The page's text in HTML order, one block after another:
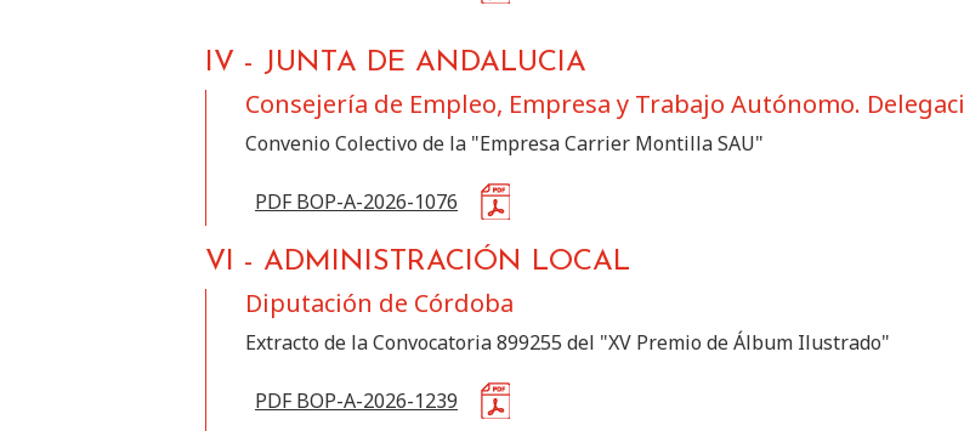
IV - JUNTA DE ANDALUCIA
Consejería de Empleo, Empresa y Trabajo Autónomo.
Convenio Colectivo de la "Empresa Carrier Montilla SAU"
PDF BOP-A-2026-1076
VI - ADMINISTRACIÓN LOCAL
Diputación de Córdoba
Extracto de la Convocatoria 899255 del "XV Premio de Álbum Ilustrado"
PDF BOP-A-2026-1239